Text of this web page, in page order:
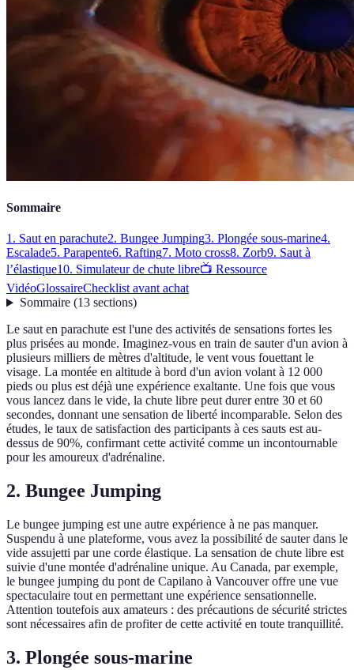
Sommaire
1. Saut en parachute2. Bungee Jumping3. Plongée sous-marine4.
Escalade5. Parapente6. Rafting7. Moto cross8. Zorb9. Saut à
l’élastique10. Simulateur de chute libre📺 Ressource
VidéoGlossaireChecklist avant achat
Sommaire(13 sections)
Le saut en parachute est l'une des activités de sensations fortes les
plus prisées au monde. Imaginez-vous en train de sauter d'un avion à
plusieurs milliers de mètres d'altitude, le vent vous fouettant le
visage. La montée en altitude à bord d'un avion volant à 12 000
pieds ou plus est déjà une expérience exaltante. Une fois que vous
vous lancez dans le vide, la chute libre peut durer entre 30 et 60
secondes, donnant une sensation de liberté incomparable. Selon des
études, le taux de satisfaction des participants à ces sauts est au-
dessus de 90%, confirmant cette activité comme un incontournable
pour les amoureux d'adrénaline.
2. Bungee Jumping
Le bungee jumping est une autre expérience à ne pas manquer.
Suspendu à une plateforme, vous avez la possibilité de sauter dans le
vide assujetti par une corde élastique. La sensation de chute libre est
suivie d'une montée d'adrénaline unique. Au Canada, par exemple,
le bungee jumping du pont de Capilano à Vancouver offre une vue
spectaculaire tout en permettant une expérience sensationnelle.
Attention toutefois aux amateurs : des précautions de sécurité strictes
sont nécessaires afin de profiter de cette activité en toute tranquillité.
3. Plongée sous-marine